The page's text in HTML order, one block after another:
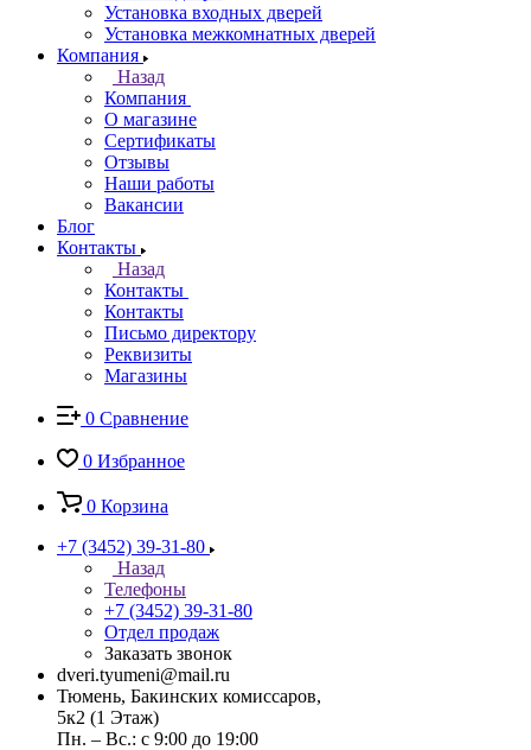
Установка входных дверей
Установка межкомнатных дверей
Компания
Назад
Компания
О магазине
Сертификаты
Отзывы
Наши работы
Вакансии
Блог
Контакты
Назад
Контакты
Контакты
Письмо директору
Реквизиты
Магазины
0 Сравнение
0 Избранное
0 Корзина
+7 (3452) 39-31-80
Назад
Телефоны
+7 (3452) 39-31-80
Отдел продаж
Заказать звонок
dveri.tyumeni@mail.ru
Тюмень, Бакинских комиссаров,
5к2 (1 Этаж)
Пн. – Вс.: с 9:00 до 19:00